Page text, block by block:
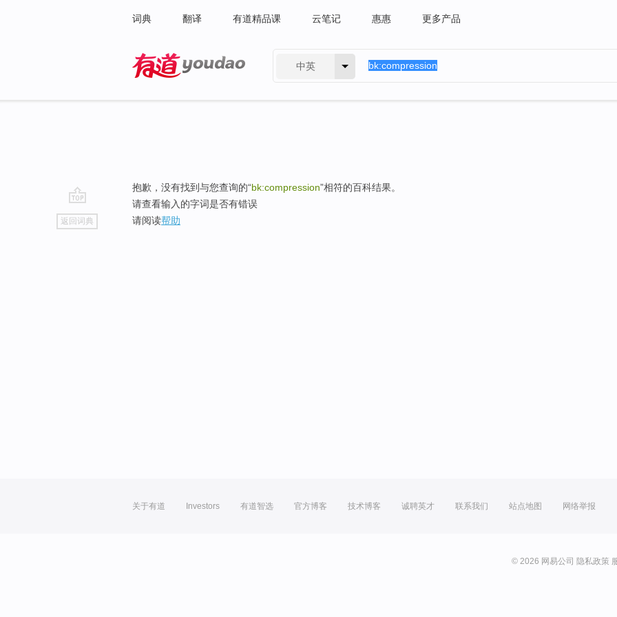
词典 翻译 有道精品课 云笔记 惠惠 更多产品
中英
go
top
返回词典
抱歉，没有找到与您查询的“bk:compression”相符的百科结果。
请查看输入的字词是否有错误
请阅读帮助
关于有道 Investors 有道智选 官方博客 技术博客 诚聘英才 联系我们 站点地图 网络举报
© 2026 网易公司 隐私政策